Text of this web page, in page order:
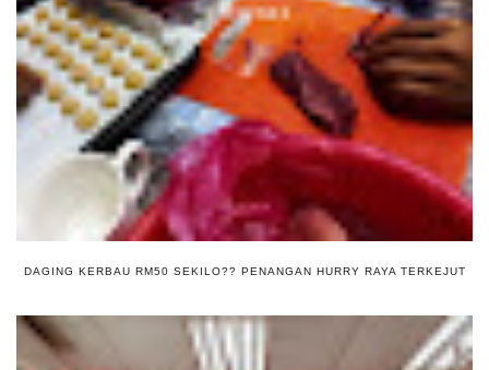
DAGING KERBAU RM50 SEKILO?? PENANGAN HURRY RAYA TERKEJUT